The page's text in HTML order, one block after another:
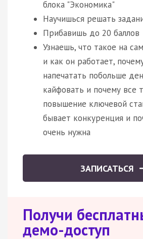
блока "Экономика"
Научишься решать
Прибавишь до 20 баллов
Узнаешь, что такое на
и как он работает,
напечатать побольше
кайфовать и почему все
повышение ключевой
бывает конкуренция и
очень нужна
ЗАПИСАТЬСЯ
Получи
демо-доступ